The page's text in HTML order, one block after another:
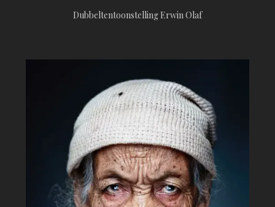
Dubbeltentoonstelling Erwin Olaf